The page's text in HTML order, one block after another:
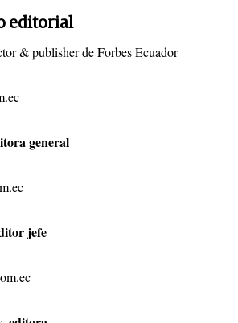
editorial
& publisher de Forbes Ecuador
general
jefe